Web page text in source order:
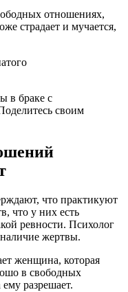
отношениях,
страдает и мучается,
в браке с
своим
что практикуют
что у них есть
ревности. Психолог
жертвы.
женщина, которая
в свободных
разрешает.